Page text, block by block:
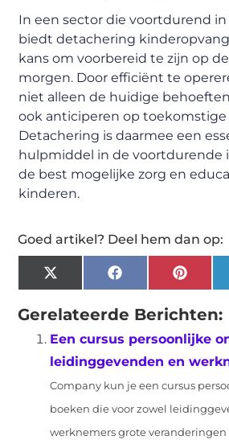
In een sector die voortdurend
biedt detachering
kans om voorbereid te zijn op
morgen. Door efficiënt te
niet alleen de huidige
ook anticiperen op
Detachering is daarmee een
hulpmiddel in de voortdurende
de best mogelijke zorg en
kinderen.
Goed artikel? Deel hem dan op:
X
(Twitter)
Facebook
Gerelateerde Berichten:
Een cursus persoonlijke
leidinggevenden en
Company kun je een cursus
boeken die voor zowel
werknemers grote